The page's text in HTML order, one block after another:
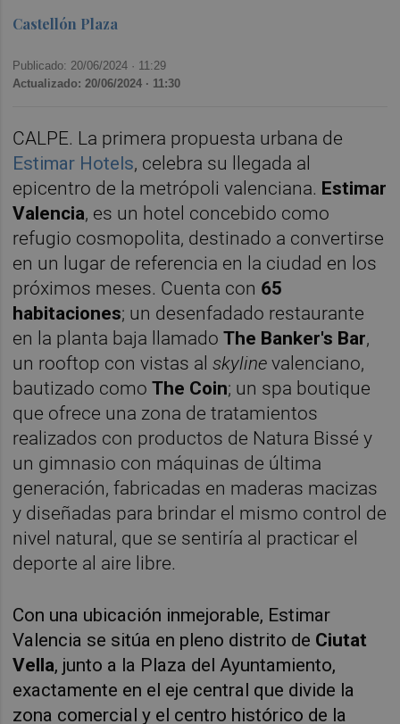
Castellón Plaza
Publicado: 20/06/2024 · 11:29
Actualizado: 20/06/2024 · 11:30
CALPE. La primera propuesta urbana de
Estimar Hotels, celebra su llegada al
epicentro de la metrópoli valenciana. Estimar
Valencia, es un hotel concebido como
refugio cosmopolita, destinado a convertirse
en un lugar de referencia en la ciudad en los
próximos meses. Cuenta con 65
habitaciones; un desenfadado restaurante
en la planta baja llamado The Banker's Bar,
un rooftop con vistas alskyline valenciano,
bautizado comoThe Coin; un spa boutique
que ofrece una zona de tratamientos
realizados con productos de Natura Bissé y
un gimnasio con máquinas de última
generación, fabricadas en maderas macizas
y diseñadas para brindar el mismo control de
nivel natural, que se sentiría al practicar el
deporte al aire libre.
Con una ubicación inmejorable, Estimar
Valencia se sitúa en pleno distrito de Ciutat
Vella, junto a la Plaza del Ayuntamiento,
exactamente en el eje central que divide la
zona comercial y el centro histórico de la